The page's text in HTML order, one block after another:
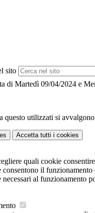
sito
di Martedì 09/04/2024 e
questo utilizzati si
Accetta tutti i cookies
quali cookie
il
al funzionamento